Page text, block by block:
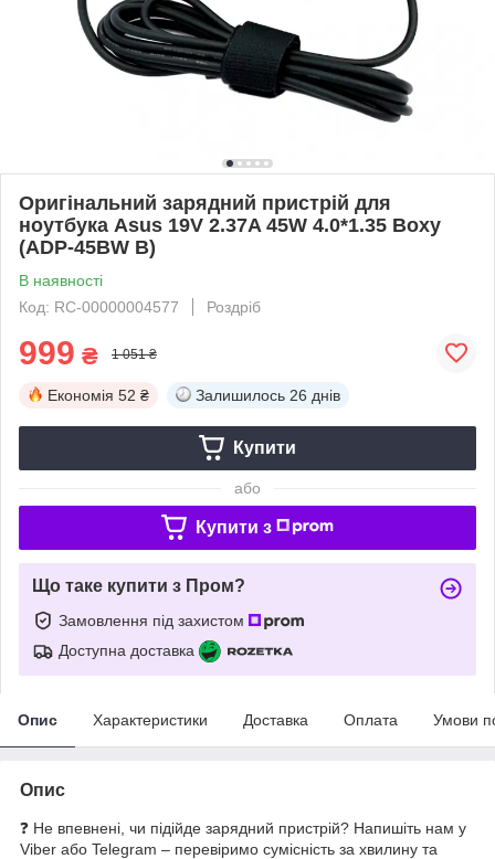
Оригінальний зарядний пристрій для
ноутбука Asus 19V 2.37A 45W 4.0*1.35 Boxy
(ADP-45BW B)
В наявності
Код: RC-00000004577
Роздріб
999 ₴ 1 051 ₴
Економія 52 ₴ Залишилось 26 днів
Купити
або
Купити з
Що таке купити з Пром?
Замовлення під захистом
Доступна доставка
Опис Характеристики Доставка Оплата Умови
Опис
❓ Не впевнені, чи підійде зарядний пристрій? Напишіть нам у
Viber або Telegram – перевіримо сумісність за хвилину та